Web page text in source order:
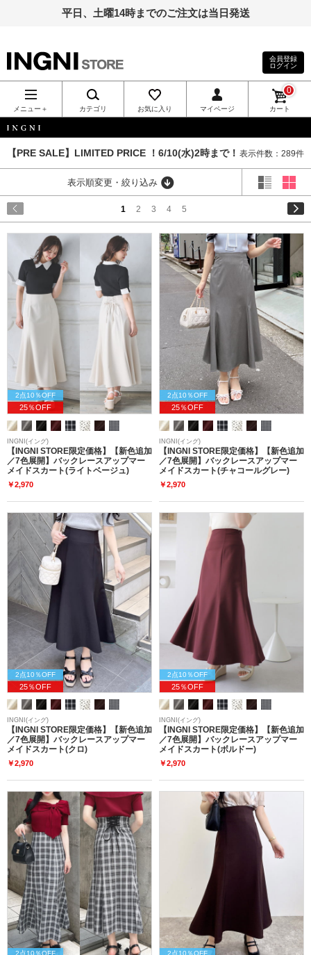
平日、土曜14時までのご注文は当日発送
INGNI（イン
グ）公式通
販｜INGNI
STORE
会員登録
ログイン
メニュー＋ カテゴリ お気に入り マイページ カート
0
INGNI
【PRE SALE】LIMITED PRICE ！6/10(水)2時まで！ 表示件数：289件
表示順変更・絞り込み
1 2 3 4 5
2点10％OFF
25％OFF
INGNI(イング)
【INGNI STORE限定価格】【新色追加
／7色展開】バックレースアップマー
メイドスカート(ライトベージュ)
￥2,970
2点10％OFF
25％OFF
INGNI(イング)
【INGNI STORE限定価格】【新色追加
／7色展開】バックレースアップマー
メイドスカート(チャコールグレー)
￥2,970
2点10％OFF
25％OFF
INGNI(イング)
【INGNI STORE限定価格】【新色追加
／7色展開】バックレースアップマー
メイドスカート(クロ)
￥2,970
2点10％OFF
25％OFF
INGNI(イング)
【INGNI STORE限定価格】【新色追加
／7色展開】バックレースアップマー
メイドスカート(ボルドー)
￥2,970
2点10％OFF 2点10％OFF